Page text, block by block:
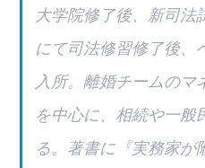
大学院修了後、新司
にて司法修習修了後、
入所。離婚チームの
を中心に、相続や一般
る。著書に『実務家